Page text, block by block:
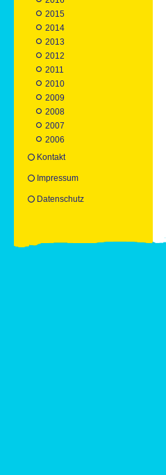
2015
2014
2013
2012
2011
2010
2009
2008
2007
2006
Kontakt
Impressum
Datenschutz